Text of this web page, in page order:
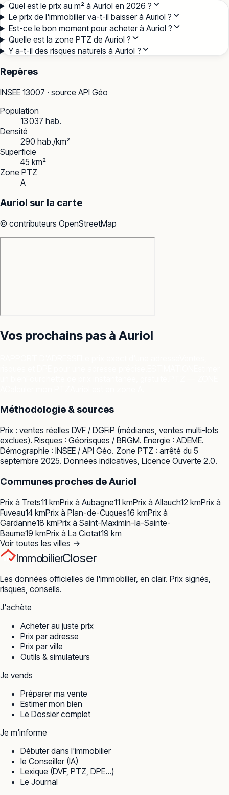
Quel est le prix au m² à Auriol en 2026 ?
Le prix de l'immobilier va-t-il baisser à Auriol ?
Est-ce le bon moment pour acheter à Auriol ?
Quelle est la zone PTZ de Auriol ?
Y a-t-il des risques naturels à Auriol ?
Repères
INSEE 13007 · source API Géo
Population
13 037 hab.
Densité
290 hab./km²
Superficie
45 km²
Zone PTZ
A
Auriol sur la carte
© contributeurs OpenStreetMap
Vos prochains pas à Auriol
Méthodologie & sources
Prix : ventes réelles DVF / DGFiP (médianes, ventes multi-lots
exclues). Risques : Géorisques / BRGM. Énergie : ADEME.
Démographie : INSEE / API Géo. Zone PTZ : arrêté du 5
septembre 2025. Données indicatives, Licence Ouverte 2.0.
Communes proches deAuriol
Prix à Trets11 kmPrix à Aubagne11 kmPrix à Allauch12 kmPrix à
Fuveau14 kmPrix à Plan-de-Cuques16 kmPrix à
Gardanne18 kmPrix à Saint-Maximin-la-Sainte-
Baume19 kmPrix à La Ciotat19 km
Voir toutes les villes →
ImmobilierCloser
Les données officielles de l'immobilier, en clair. Prix signés,
risques, conseils.
J'achète
Acheter au juste prix
Prix par adresse
Prix par ville
Outils & simulateurs
Je vends
Préparer ma vente
Estimer mon bien
Le Dossier complet
Je m'informe
Débuter dans l'immobilier
le Conseiller (IA)
Lexique (DVF, PTZ, DPE…)
Le Journal